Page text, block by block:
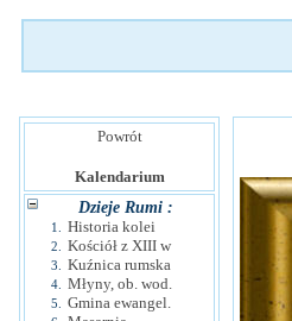
Powrót
Kalendarium
Dzieje Rumi :
1. Historia kolei
2. Kościół z XIII w
3. Kuźnica rumska
4. Młyny, ob. wod.
5. Gmina ewangel.